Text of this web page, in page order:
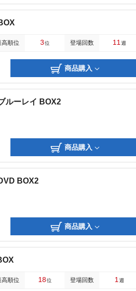
高順位 3位 登場回数 11 週
商品購入
ルーレイ BOX2
商品購入
BOX2
商品購入
高順位 18位 登場回数 1 週